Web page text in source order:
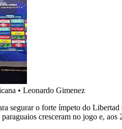
• Leonardo Gimenez
segurar o forte ímpeto do
cresceram no jogo e,